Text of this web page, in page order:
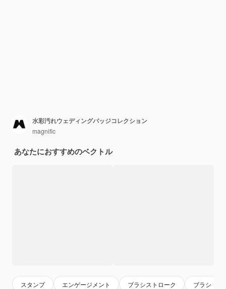
水彩汚れウェディングバッジコレクション
magnific
あなたにおすすめのベクトル
スタンプ エンゲージメント ブラシストローク ブラシ